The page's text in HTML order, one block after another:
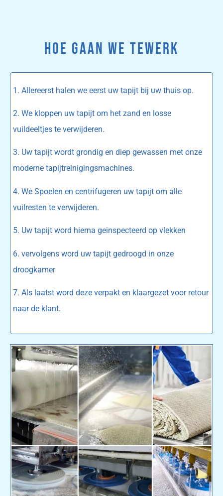
HOE GAAN WE TEWERK
1. Allereerst halen we eerst uw tapijt bij uw thuis op.
2. We kloppen uw tapijt om het zand en losse
vuildeeltjes te verwijderen.
3. Uw tapijt wordt grondig en diep gewassen met onze
moderne tapijtreinigingsmachines.
4. We Spoelen en centrifugeren uw tapijt om alle
vuilresten te verwijderen.
5. Uw tapijt word hierna geinspecteerd op vlekken
6. vervolgens word uw tapijt gedroogd in onze
droogkamer
7. Als laatst word deze verpakt en klaargezet voor retour
naar de klant.